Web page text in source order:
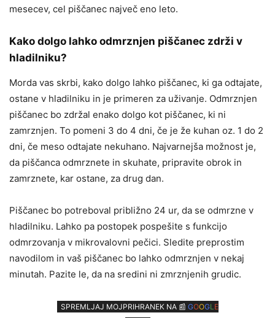
mesecev, cel piščanec največ eno leto.
Kako dolgo lahko odmrznjen piščanec zdrži v
hladilniku?
Morda vas skrbi, kako dolgo lahko piščanec, ki ga odtajate,
ostane v hladilniku in je primeren za uživanje. Odmrznjen
piščanec bo zdržal enako dolgo kot piščanec, ki ni
zamrznjen. To pomeni 3 do 4 dni, če je že kuhan oz. 1 do 2
dni, če meso odtajate nekuhano. Najvarnejša možnost je,
da piščanca odmrznete in skuhate, pripravite obrok in
zamrznete, kar ostane, za drug dan.
Piščanec bo potreboval približno 24 ur, da se odmrzne v
hladilniku. Lahko pa postopek pospešite s funkcijo
odmrzovanja v mikrovalovni pečici. Sledite preprostim
navodilom in vaš piščanec bo lahko odmrznjen v nekaj
minutah. Pazite le, da na sredini ni zmrznjenih grudic.
SPREMLJAJ MOJPRIHRANEK NA 📰 GOOGLE